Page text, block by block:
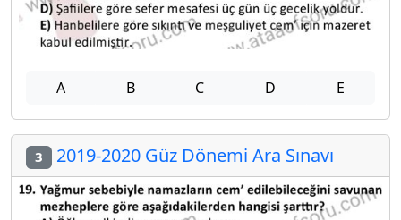
A B C D E
3 2019-2020 Güz Dönemi Ara Sınavı